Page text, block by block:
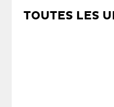
TOUTES LES